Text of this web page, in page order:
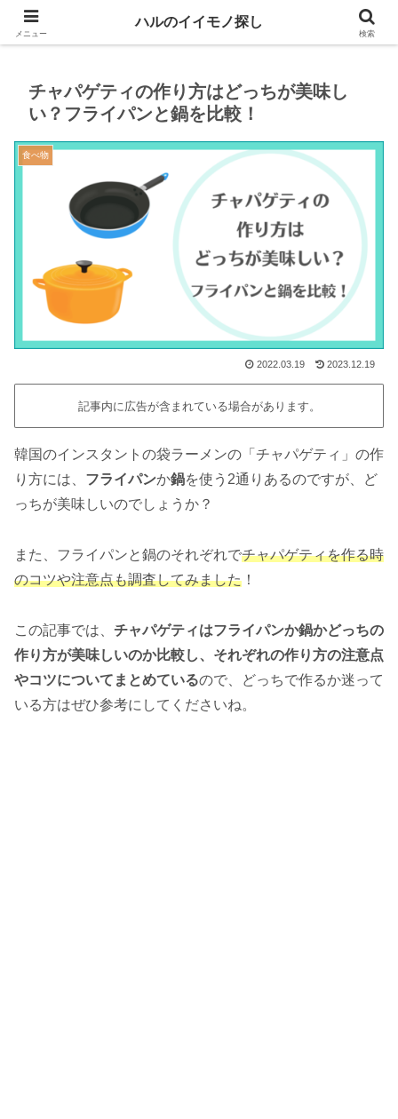
生活や趣味に役立つイイモノを紹介するブログ
チャパゲティの作り方はどっちが美味し
い？フライパンと鍋を比較！
食べ物
2022.03.19 2023.12.19
記事内に広告が含まれている場合があります。
韓国のインスタントの袋ラーメンの「チャパゲティ」の作
り方には、 フライパンか鍋を使う2通りあるのですが、ど
っちが美味しいのでしょうか？
また、フライパンと鍋のそれぞれでチャパゲティを作る時
のコツや注意点も調査してみました ！
この記事では、 チャパゲティはフライパンか鍋かどっちの
作り方が美味しいのか比較し、それぞれの作り方の注意点
やコツについてまとめているので、どっちで作るか迷って
いる方はぜひ参考にしてくださいね。
メニュー
ハルのイイモノ探し
検索